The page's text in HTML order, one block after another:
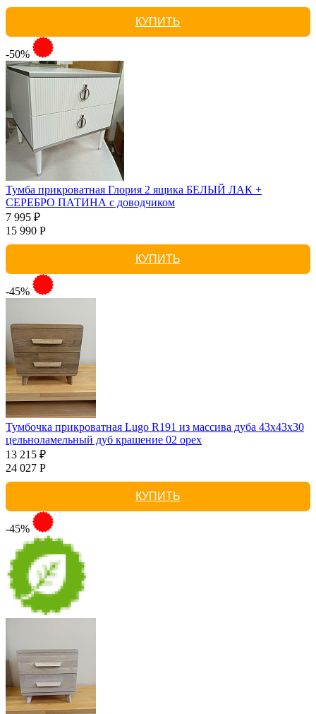
КУПИТЬ
-50%
Тумба прикроватная Глория 2 ящика БЕЛЫЙ ЛАК +
СЕРЕБРО ПАТИНА с доводчиком
7 995 ₽
15 990 Р
КУПИТЬ
-45%
Тумбочка прикроватная Lugo R191 из массива дуба 43х43х30
цельноламельный дуб крашение 02 орех
13 215 ₽
24 027 Р
КУПИТЬ
-45%